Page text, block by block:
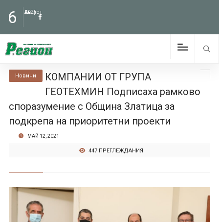
6 Август
2026
Новини
КОМПАНИИ ОТ ГРУПА
ГЕОТЕХМИН Подписаха рамково
споразумение с Община Златица за
подкрепа на приоритетни проекти
МАЙ 12, 2021
447 ПРЕГЛЕЖДАНИЯ